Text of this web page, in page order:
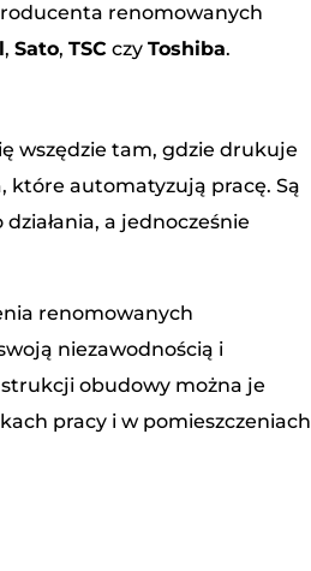
renomowanych
,Sato,TSC czyToshiba.
wszędzie tam, gdzie drukuje
które automatyzują pracę. Są
a jednocześnie
renomowanych
niezawodnością i
obudowy można je
pracy i w pomieszczeniach